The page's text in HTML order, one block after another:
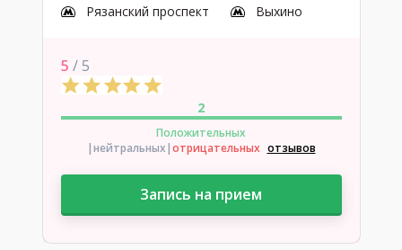
Рязанский проспект
Выхино
5 / 5
2
Положительных
|нейтральных|отрицательных отзывов
Запись на прием